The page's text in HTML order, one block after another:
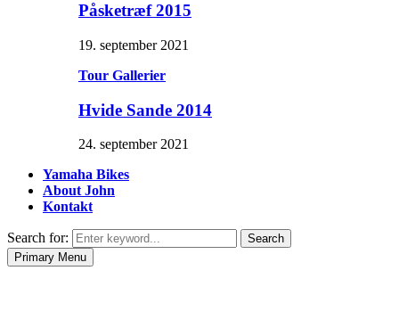
Påsketræf 2015
19. september 2021
Tour Gallerier
Hvide Sande 2014
24. september 2021
Yamaha Bikes
About John
Kontakt
Search for:
Search
Primary Menu